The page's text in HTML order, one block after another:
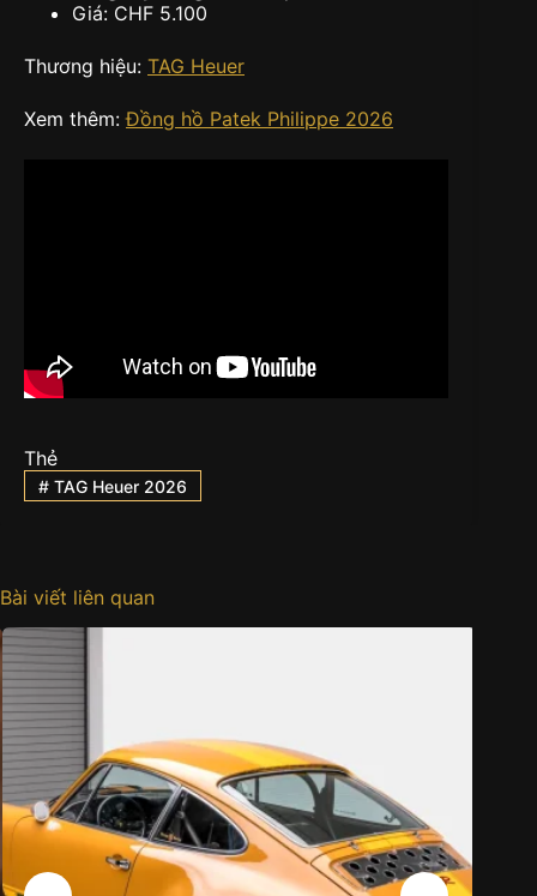
Giá: CHF 5.100
Thương hiệu: TAG Heuer
Xem thêm:Đồng hồ Patek Philippe 2026
Thẻ
#TAG Heuer 2026
Bài viết liên quan